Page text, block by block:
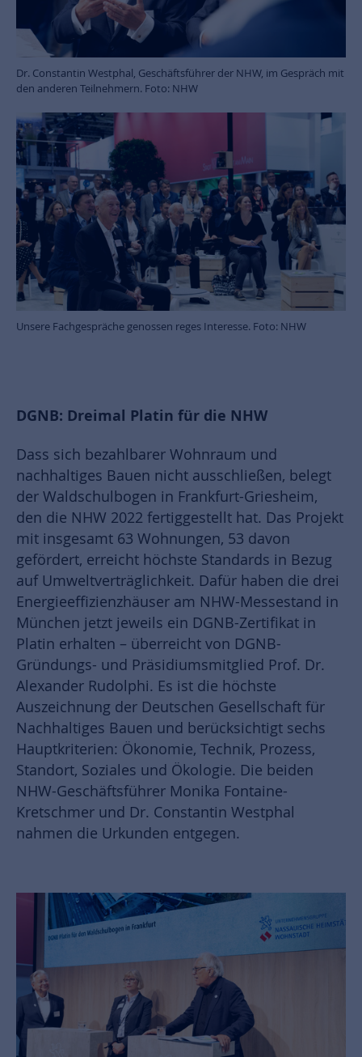
Dr. Constantin Westphal, Geschäftsführer der NHW, im Gespräch mit
den anderen Teilnehmern. Foto: NHW
Unsere Fachgespräche genossen reges Interesse. Foto: NHW
DGNB: Dreimal Platin für die NHW
Dass sich bezahlbarer Wohnraum und
nachhaltiges Bauen nicht ausschließen, belegt
der Waldschulbogen in Frankfurt-Griesheim,
den die NHW 2022 fertiggestellt hat. Das Projekt
mit insgesamt 63 Wohnungen, 53 davon
gefördert, erreicht höchste Standards in Bezug
auf Umweltverträglichkeit. Dafür haben die drei
Energieeffizienzhäuser am NHW-Messestand in
München jetzt jeweils ein DGNB-Zertifikat in
Platin erhalten – überreicht von DGNB-
Gründungs- und Präsidiumsmitglied Prof. Dr.
Alexander Rudolphi. Es ist die höchste
Auszeichnung der Deutschen Gesellschaft für
Nachhaltiges Bauen und berücksichtigt sechs
Hauptkriterien: Ökonomie, Technik, Prozess,
Standort, Soziales und Ökologie. Die beiden
NHW-Geschäftsführer Monika Fontaine-
Kretschmer und Dr. Constantin Westphal
nahmen die Urkunden entgegen.